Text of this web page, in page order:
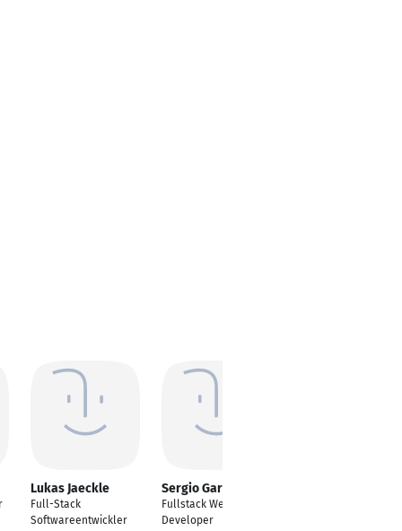
Lukas Jaeckle
Full-Stack
Softwareentwickler
Sergio Garcia
Fullstack Web
Developer